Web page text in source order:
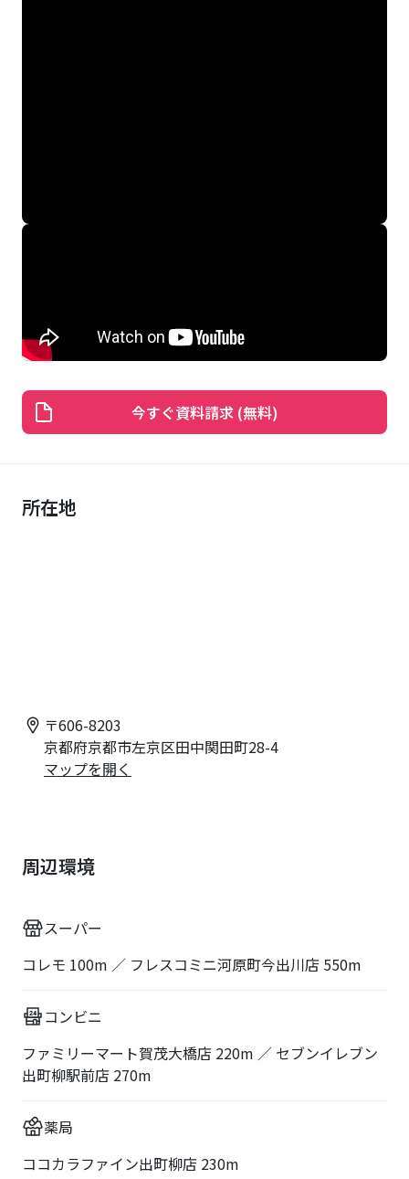
今すぐ資料請求 (無料)
所在地
〒606-8203
京都府京都市左京区田中関田町28-4
マップを開く
周辺環境
スーパー
コレモ 100m ／ フレスコミニ河原町今出川店 550m
コンビニ
ファミリーマート賀茂大橋店 220m ／ セブンイレブン
出町柳駅前店 270m
薬局
ココカラファイン出町柳店 230m